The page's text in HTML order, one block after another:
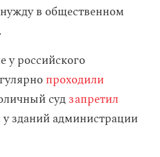
в общественном
у российского
проходили
судзапретил
зданий администрации